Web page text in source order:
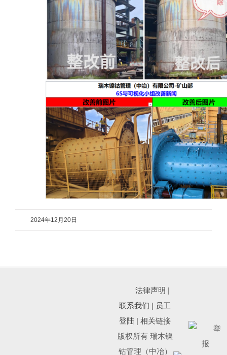
2024年12月20日
法律声明 |
联系我们 | 员工
登陆 |相关链接
版权所有 瑞木镍
钴管理（中冶）